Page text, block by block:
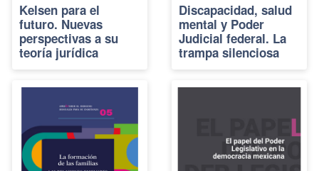
Kelsen para el
futuro. Nuevas
perspectivas a su
teoría jurídica
Discapacidad, salud
mental y Poder
Judicial federal. La
trampa silenciosa